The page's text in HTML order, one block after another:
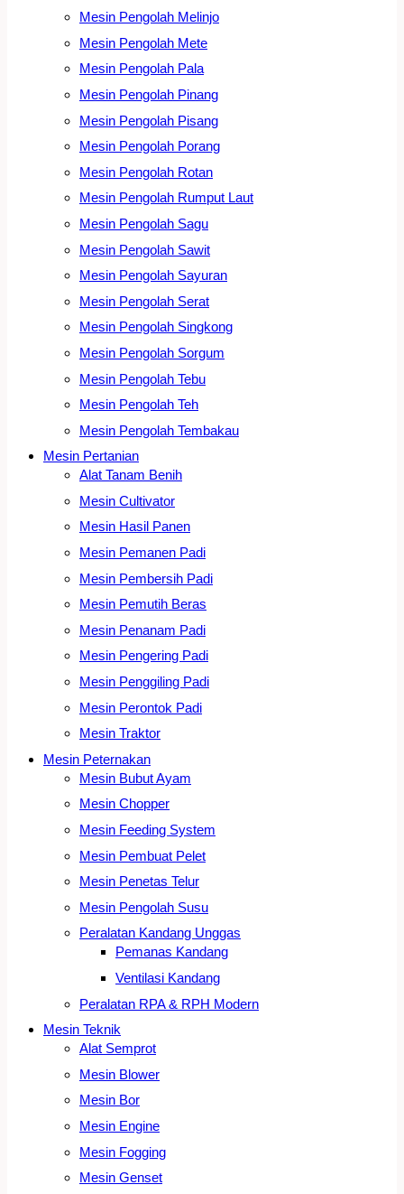
Mesin Pengolah Melinjo
Mesin Pengolah Mete
Mesin Pengolah Pala
Mesin Pengolah Pinang
Mesin Pengolah Pisang
Mesin Pengolah Porang
Mesin Pengolah Rotan
Mesin Pengolah Rumput Laut
Mesin Pengolah Sagu
Mesin Pengolah Sawit
Mesin Pengolah Sayuran
Mesin Pengolah Serat
Mesin Pengolah Singkong
Mesin Pengolah Sorgum
Mesin Pengolah Tebu
Mesin Pengolah Teh
Mesin Pengolah Tembakau
Mesin Pertanian
Alat Tanam Benih
Mesin Cultivator
Mesin Hasil Panen
Mesin Pemanen Padi
Mesin Pembersih Padi
Mesin Pemutih Beras
Mesin Penanam Padi
Mesin Pengering Padi
Mesin Penggiling Padi
Mesin Perontok Padi
Mesin Traktor
Mesin Peternakan
Mesin Bubut Ayam
Mesin Chopper
Mesin Feeding System
Mesin Pembuat Pelet
Mesin Penetas Telur
Mesin Pengolah Susu
Peralatan Kandang Unggas
Pemanas Kandang
Ventilasi Kandang
Peralatan RPA & RPH Modern
Mesin Teknik
Alat Semprot
Mesin Blower
Mesin Bor
Mesin Engine
Mesin Fogging
Mesin Genset